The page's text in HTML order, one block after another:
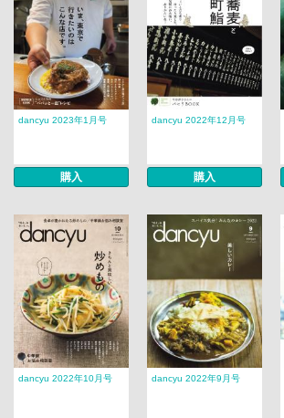
dancyu 2023年1月号
購入
dancyu 2022年12月号
購入
dancyu 2022年10月号 dancyu 2022年9月号